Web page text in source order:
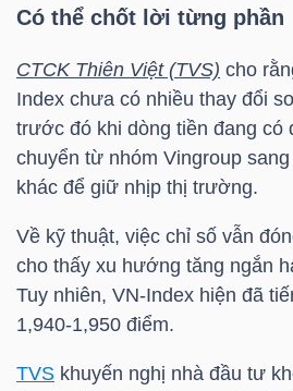
Có thể chốt lời từng phần
CTCK Thiên Việt (TVS) cho
Index chưa có nhiều thay đổi
trước đó khi dòng tiền đang có
chuyển từ nhóm Vingroup
khác để giữ nhịp thị trường.
Về kỹ thuật, việc chỉ số vẫn
cho thấy xu hướng tăng ngắn
Tuy nhiên, VN-Index hiện đã
1,940-1,950 điểm.
TVS khuyến nghị nhà đầu tư
NĂNG
NGUYÊN
VẬT
LIỆU